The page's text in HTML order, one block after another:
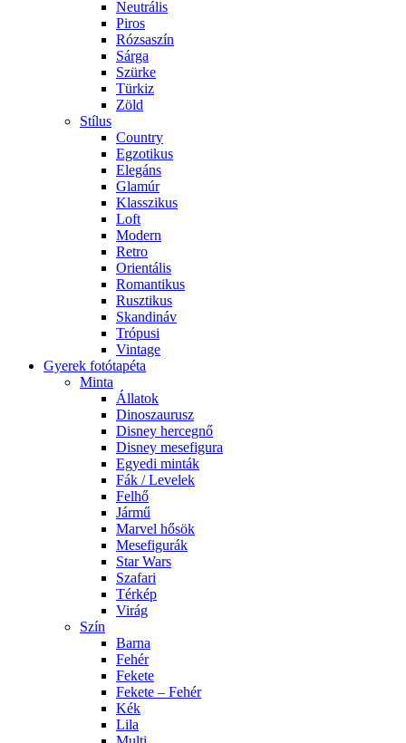
Neutrális
Piros
Rózsaszín
Sárga
Szürke
Türkiz
Zöld
Stílus
Country
Egzotikus
Elegáns
Glamúr
Klasszikus
Loft
Modern
Retro
Orientális
Romantikus
Rusztikus
Skandináv
Trópusi
Vintage
Gyerek fotótapéta
Minta
Állatok
Dinoszaurusz
Disney hercegnő
Disney mesefigura
Egyedi minták
Fák / Levelek
Felhő
Jármű
Marvel hősök
Mesefigurák
Star Wars
Szafari
Térkép
Virág
Szín
Barna
Fehér
Fekete
Fekete – Fehér
Kék
Lila